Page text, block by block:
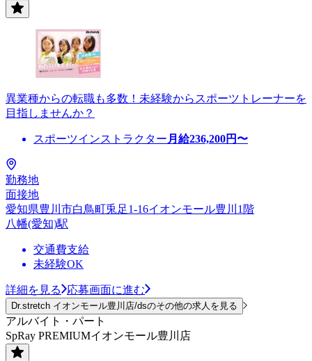
異業種からの転職も多数！未経験からスポーツトレーナーを
目指しませんか？
スポーツインストラクター 月給236,200円〜
勤務地
面接地
愛知県豊川市白鳥町兎足1-16イオンモール豊川1階
八幡(愛知)駅
交通費支給
未経験OK
詳細を見る 応募画面に進む
Dr.stretch イオンモール豊川店/dsのその他の求人を見る
アルバイト・パート
SpRay PREMIUMイオンモール豊川店